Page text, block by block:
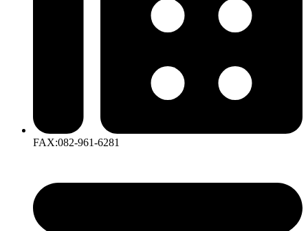
FAX:082-961-6281